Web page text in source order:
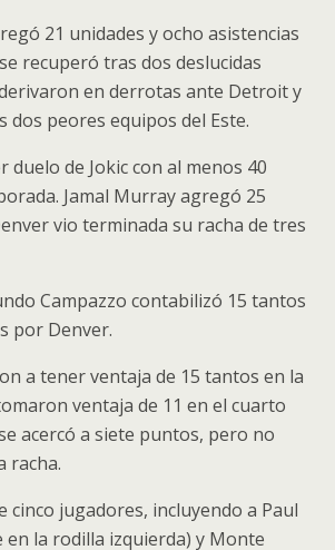
21 unidades y ocho asistencias
recuperó tras dos deslucidas
en derrotas ante Detroit y
peores equipos del Este.
duelo de Jokic con al menos 40
Jamal Murray agregó 25
vio terminada su racha de tres
Campazzo contabilizó 15 tantos
por Denver.
a tener ventaja de 15 tantos en la
ventaja de 11 en el cuarto
acercó a siete puntos, pero no
racha.
cinco jugadores, incluyendo a Paul
en la rodilla izquierda) y Monte